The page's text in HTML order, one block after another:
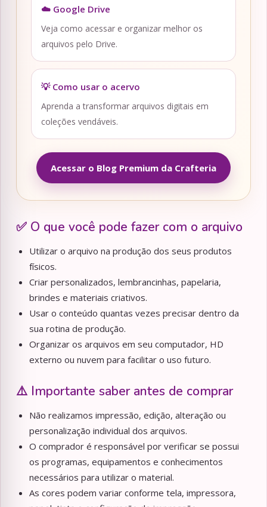
☁️ Google Drive
Veja como acessar e organizar melhor os
arquivos pelo Drive.
💡 Como usar o acervo
Aprenda a transformar arquivos digitais em
coleções vendáveis.
Acessar o Blog Premium da Crafteria
✅ O que você pode fazer com o arquivo
Utilizar o arquivo na produção dos seus produtos
físicos.
Criar personalizados, lembrancinhas, papelaria,
brindes e materiais criativos.
Usar o conteúdo quantas vezes precisar dentro da
sua rotina de produção.
Organizar os arquivos em seu computador, HD
externo ou nuvem para facilitar o uso futuro.
⚠️ Importante saber antes de comprar
Não realizamos impressão, edição, alteração ou
personalização individual dos arquivos.
O comprador é responsável por verificar se possui
os programas, equipamentos e conhecimentos
necessários para utilizar o material.
As cores podem variar conforme tela, impressora,